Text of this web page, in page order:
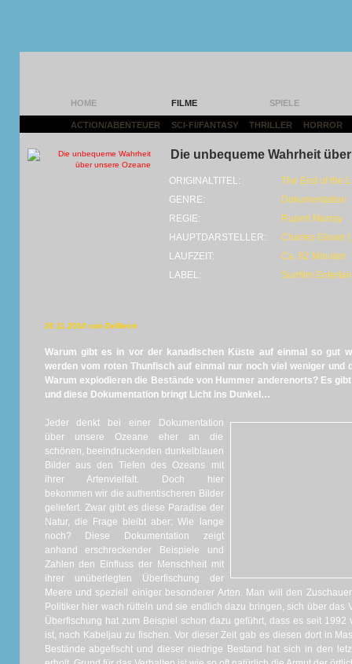
HOME FILME SPIELE
ACTION/ABENTEUER SCI-FI/FANTASY THRILLER HORROR
Die unbequeme Wahrheit
ORIGINALTITEL:
The End of the
GENRE:
Dokumentation
REGIE:
Rupert Murray
HAUPTDARSTELLER:
Charles Glover
LAUFZEIT:
Ca. 82 Minuten
LABEL:
Sunfilm
20.11.2010 von DeWerni
Warum gibt es in vor der kanadischen Küste auf einmal so gut
werden vom roten Thunfisch auf einmal nur noch viel weniger und
Warum explodieren die Bestände von Hummer anderenorts? Es
und diese Dokumentation bringt Licht ins Dunkel…
Jeder denkt bei einer Dokumentation
über unsere Ozeane eher an die
schönen, beeindruckenden dunkelblauen
Bilder aus den Tiefen des Ozeans mit
ihrer Artenvielfalt. Doch hier
bekommen wir die authentischeren Bilder
geliefert. Zwar gibt es diese Paradise der
Natur, die Frage bleibt aber: Wie lange
noch? Diese Dokumentation zeigt
anhand erschreckender Beispiele und
Zahlen den Einfluss der Menschheit mit
ihrer unüberlegten Überfischung der
Meere und speziell einiger besonderer Arten. Man will den
Politiker hier wach rütteln und sie endlich dazu bringen, sich über das
Überfischung hat zum Beispiel schon dazu geführt, dass es seit 1992
ist, nach Kabeljau zu fischen. Vor dieser Zeit gab es diesen dort in
Bestände abgefischt und dieser niedrige Bestand hat sich in den